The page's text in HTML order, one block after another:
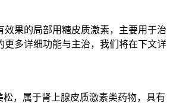
果的局部用糖皮质激素，主要用于治
多详细功能与主治，我们将在下文详
，属于肾上腺皮质激素类药物，具有